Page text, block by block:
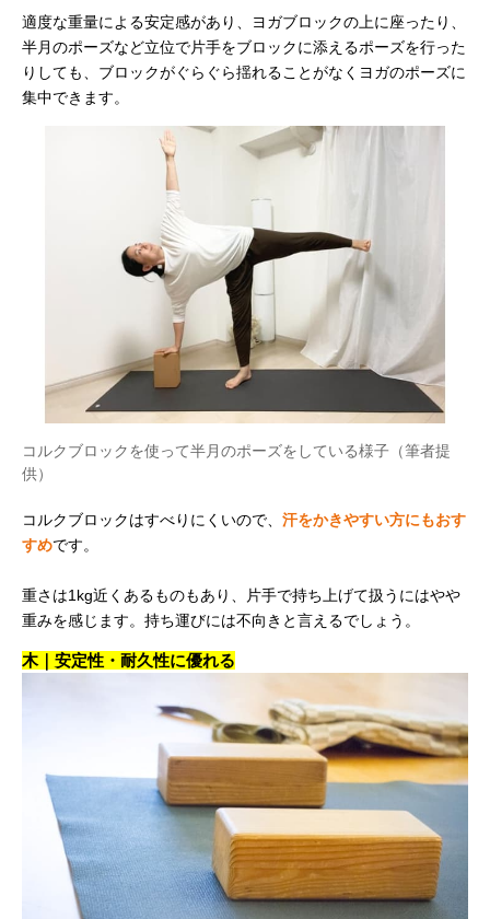
適度な重量による安定感があり、ヨガブロックの上に座ったり、
半月のポーズなど立位で片手をブロックに添えるポーズを行った
りしても、ブロックがぐらぐら揺れることがなくヨガのポーズに
集中できます。
コルクブロックを使って半月のポーズをしている様子（筆者提
供）
コルクブロックはすべりにくいので、 汗をかきやすい方にもおす
すめです。
重さは1kg近くあるものもあり、片手で持ち上げて扱うにはやや
重みを感じます。持ち運びには不向きと言えるでしょう。
木｜安定性・耐久性に優れる